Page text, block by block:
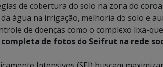
de cobertura do solo na zona do
água na irrigação, melhoria do solo e
de doenças como o complexo lixa-
de fotos do Seifrut na rede